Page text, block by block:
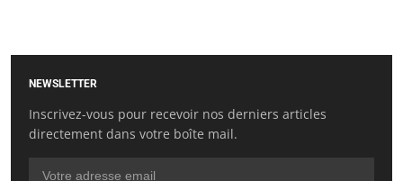
NEWSLETTER
Inscrivez-vous pour recevoir nos derniers articles
directement dans votre boîte mail.